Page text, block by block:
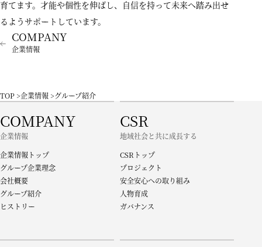
育てます。才能や個性を伸ばし、自信を持って未来へ踏み出せ
るようサポートしています。
企業情報
TOP 企業情報 グループ紹介
COMPANY
企業情報
企業情報トップ
グループ企業理念
会社概要
グループ紹介
ヒストリー
CSR
地域社会と共に成長する
CSRトップ
プロジェクト
安全安心への取り組み
人物育成
ガバナンス